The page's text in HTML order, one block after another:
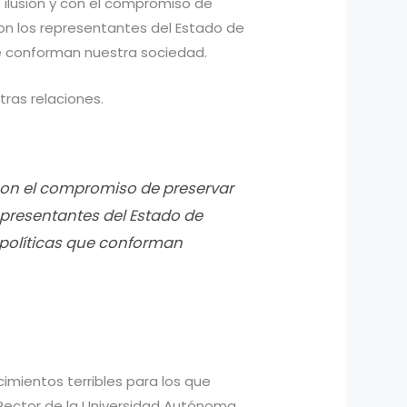
los representantes del Estado de
conforman nuestra sociedad.
relaciones.
el compromiso de preservar
del Estado de
que conforman
terribles para los que